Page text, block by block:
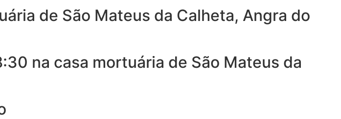
de São Mateus da Calheta, Angra do
na casa mortuária de São Mateus da